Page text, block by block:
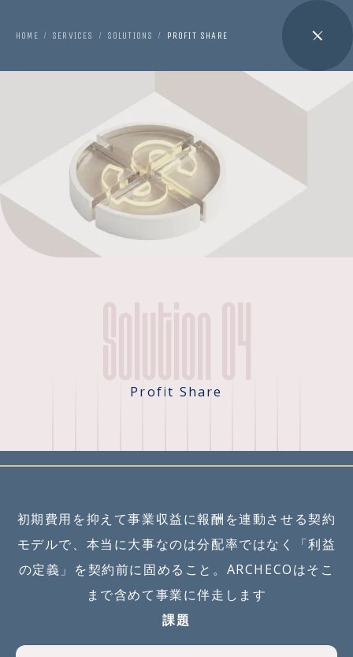
HOME / SERVICES / SOLUTIONS / PROFIT SHARE
Profit Share
初期費用を抑えて事業収益に報酬を連動させる契約
モデルで、本当に大事なのは分配率ではなく「利益
の定義」を契約前に固めること。ARCHECOはそこ
まで含めて事業に伴走します
課題